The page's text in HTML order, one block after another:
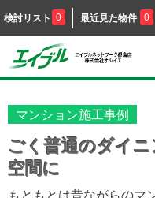
検討リスト 0 最近見た物件 0
マンション施工事例
ごく普通のダイ
空間に
もともとは昔ながらのマ